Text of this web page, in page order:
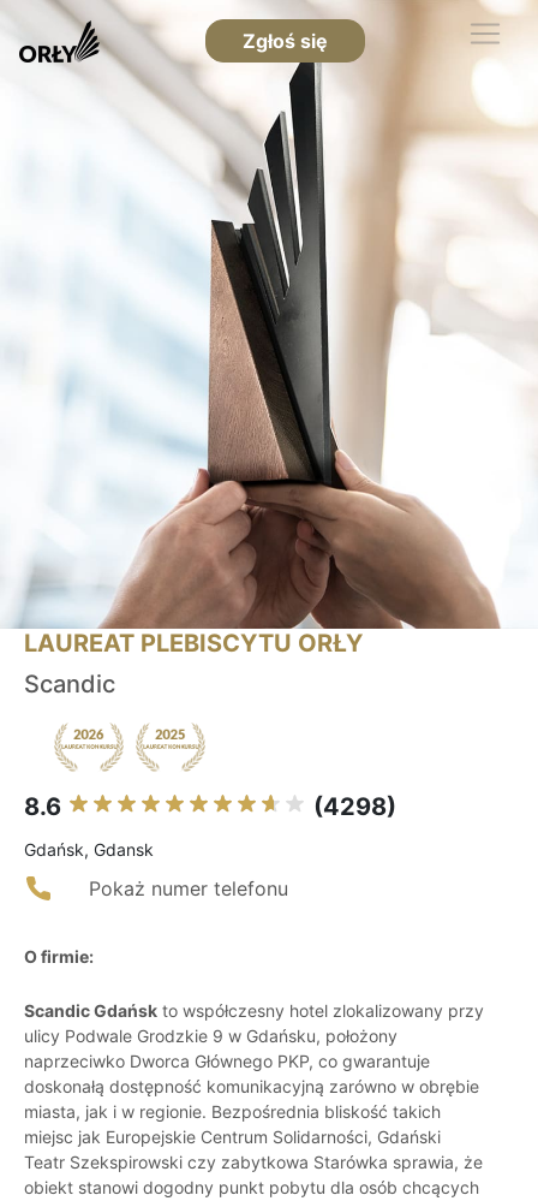
Zgłoś się
LAUREAT PLEBISCYTU ORŁY
Scandic
8.6 (4298)
Gdańsk, Gdansk
Pokaż numer telefonu
O firmie:
Scandic Gdańsk to współczesny hotel zlokalizowany przy
ulicy Podwale Grodzkie 9 w Gdańsku, położony
naprzeciwko Dworca Głównego PKP, co gwarantuje
doskonałą dostępność komunikacyjną zarówno w obrębie
miasta, jak i w regionie. Bezpośrednia bliskość takich
miejsc jak Europejskie Centrum Solidarności, Gdański
Teatr Szekspirowski czy zabytkowa Starówka sprawia, że
obiekt stanowi dogodny punkt pobytu dla osób chcących